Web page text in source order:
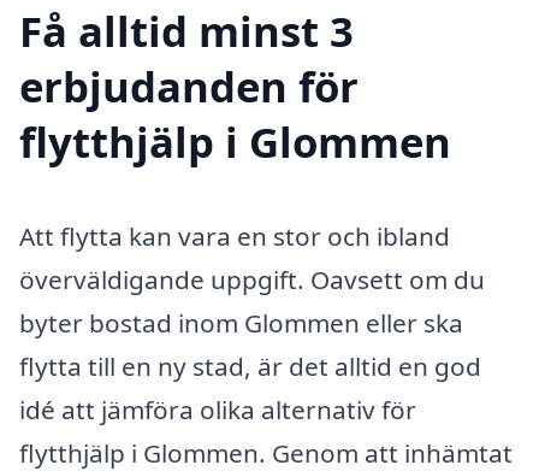
Få alltid minst 3
erbjudanden för
flytthjälp i Glommen
Att flytta kan vara en stor och ibland
överväldigande uppgift. Oavsett om du
byter bostad inom Glommen eller ska
flytta till en ny stad, är det alltid en god
idé att jämföra olika alternativ för
flytthjälp i Glommen. Genom att inhämtat